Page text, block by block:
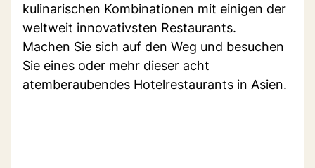
kulinarischen Kombinationen mit einigen der
weltweit innovativsten Restaurants.
Machen Sie sich auf den Weg und besuchen
Sie eines oder mehr dieser acht
atemberaubendes Hotelrestaurants in Asien.